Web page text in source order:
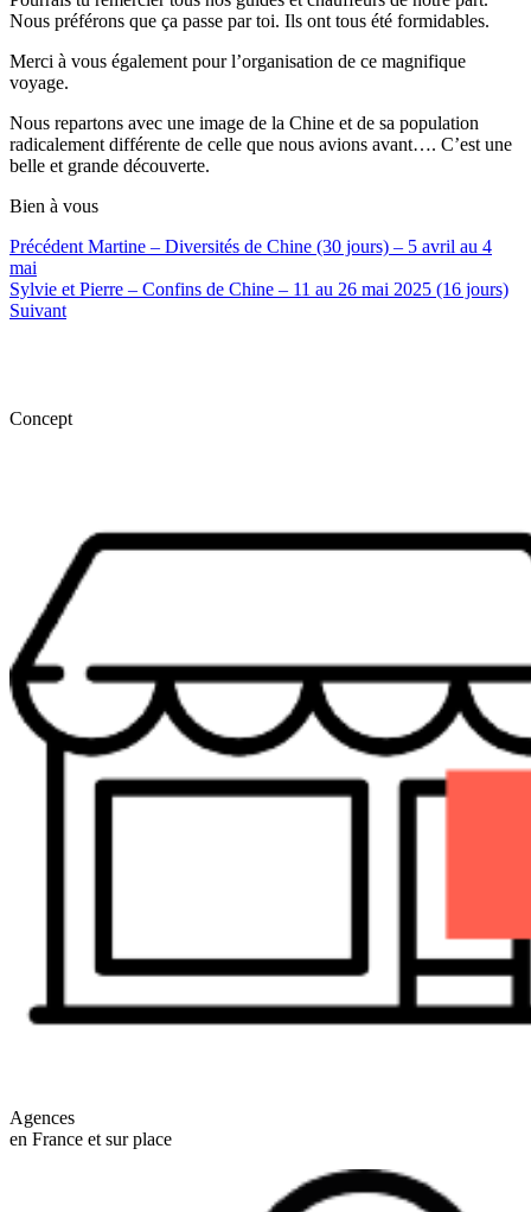
Nous préférons que ça passe par toi. Ils ont tous été formidables.
Merci à vous également pour l’organisation de ce magnifique
voyage.
Nous repartons avec une image de la Chine et de sa population
radicalement différente de celle que nous avions avant…. C’est une
belle et grande découverte.
Bien à vous
Précédent Martine – Diversités de Chine (30 jours) – 5 avril au 4
mai
Sylvie et Pierre – Confins de Chine – 11 au 26 mai 2025 (16 jours)
Suivant
Concept
Agences
en France et sur place